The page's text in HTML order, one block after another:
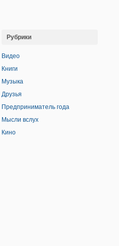
Рубрики
Видео
Книги
Музыка
Друзья
Предприниматель года
Мысли вслух
Кино